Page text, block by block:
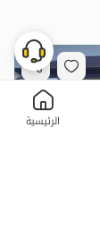
الرئيسية